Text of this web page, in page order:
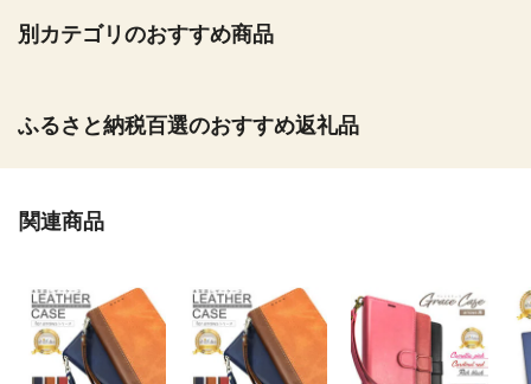
別カテゴリのおすすめ商品
ふるさと納税百選のおすすめ返礼品
関連商品